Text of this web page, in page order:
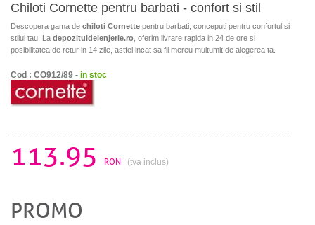
Chiloti Cornette pentru barbati - confort si stil
Descopera gama de chiloti Cornette pentru barbati, conceputi pentru confortul si
stilul tau. La depozituldelenjerie.ro , oferim livrare rapida in 24 de ore si
posibilitatea de retur in 14 zile, astfel incat sa fii mereu multumit de alegerea ta.
Cod : CO912/89 - in stoc
113.95 RON (tva inclus)
PROMO